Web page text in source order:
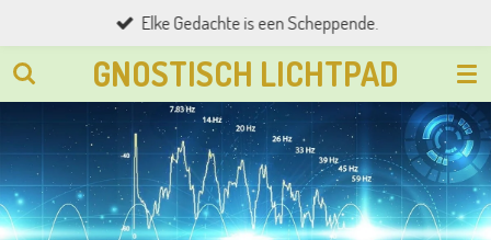
direct
naar
de
hoofdinhoud
GNOSTISCH LICHTPAD
Elke Gedachte is een Scheppende.